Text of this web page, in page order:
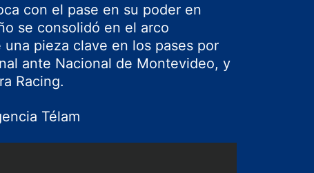
con el pase en su poder en
se consolidó en el arco
pieza clave en los pases por
ante Nacional de Montevideo, y
Racing.
Télam